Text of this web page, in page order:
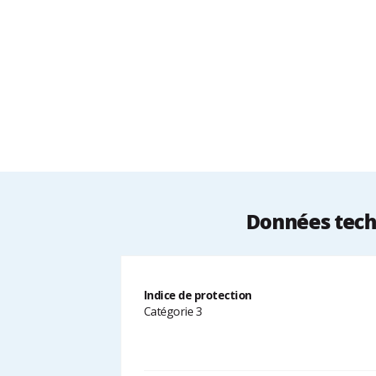
Données
Indice de protection
Catégorie 3